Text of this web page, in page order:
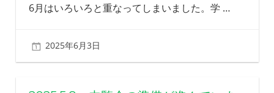
6月はいろいろと重なってしまいました。学 …
2025年6月3日